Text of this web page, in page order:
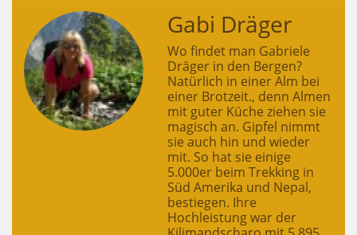
Gabi Dräger
Wo findet man Gabriele
Dräger in den Bergen?
Natürlich in einer Alm bei
einer Brotzeit., denn Almen
mit guter Küche ziehen sie
magisch an. Gipfel nimmt
sie auch hin und wieder
mit. So hat sie einige
5.000er beim Trekking in
Süd Amerika und Nepal,
bestiegen. Ihre
Hochleistung war der